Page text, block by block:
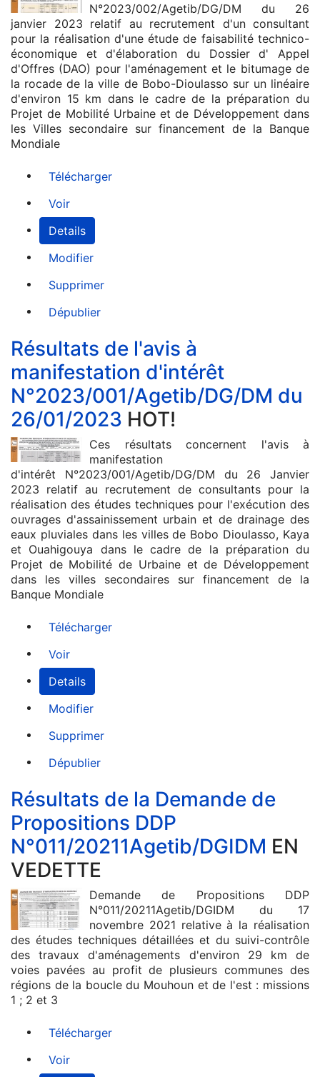
N°2023/002/Agetib/DG/DM du 26
janvier 2023 relatif au recrutement d'un consultant
pour la réalisation d'une étude de faisabilité technico-
économique et d'élaboration du Dossier d' Appel
d'Offres (DAO) pour l'aménagement et le bitumage de
la rocade de la ville de Bobo-Dioulasso sur un linéaire
d'environ 15 km dans le cadre de la préparation du
Projet de Mobilité Urbaine et de Développement dans
les Villes secondaire sur financement de la Banque
Mondiale
Télécharger
Voir
Details
Modifier
Supprimer
Dépublier
Résultats de l'avis à
manifestation d'intérêt
N°2023/001/Agetib/DG/DM du
26/01/2023 HOT!
Ces résultats concernent l'avis à
manifestation
d'intérêt N°2023/001/Agetib/DG/DM du 26 Janvier
2023 relatif au recrutement de consultants pour la
réalisation des études techniques pour l'exécution des
ouvrages d'assainissement urbain et de drainage des
eaux pluviales dans les villes de Bobo Dioulasso, Kaya
et Ouahigouya dans le cadre de la préparation du
Projet de Mobilité de Urbaine et de Développement
dans les villes secondaires sur financement de la
Banque Mondiale
Télécharger
Voir
Details
Modifier
Supprimer
Dépublier
Résultats de la Demande de
Propositions DDP
N°011/20211Agetib/DGIDM EN
VEDETTE
Demande de Propositions DDP
N°011/20211Agetib/DGIDM du 17
novembre 2021 relative à la réalisation
des études techniques détaillées et du suivi-contrôle
des travaux d'aménagements d'environ 29 km de
voies pavées au profit de plusieurs communes des
régions de la boucle du Mouhoun et de l'est : missions
1 ; 2 et 3
Télécharger
Voir